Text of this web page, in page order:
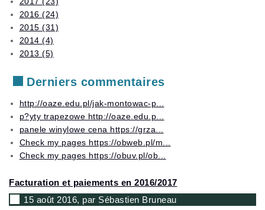
2016 (24)
2015 (31)
2014 (4)
2013 (5)
Derniers commentaires
http://oaze.edu.pl/jak-montowac-p...
p?yty trapezowe http://oaze.edu.p...
panele winylowe cena https://grza...
Check my pages https://obweb.pl/m...
Check my pages https://obuv.pl/ob...
Facturation et paiements en 2016/2017
15 août 2016, par Sébastien Bruneau